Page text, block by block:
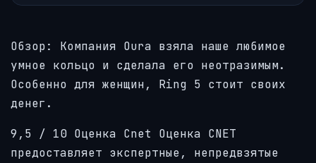
Обзор: Компания Oura взяла наше любимое
умное кольцо и сделала его неотразимым.
Особенно для женщин, Ring 5 стоит своих
денег.
9,5 / 10 Оценка Cnet Оценка CNET
предоставляет экспертные, непредвзятые